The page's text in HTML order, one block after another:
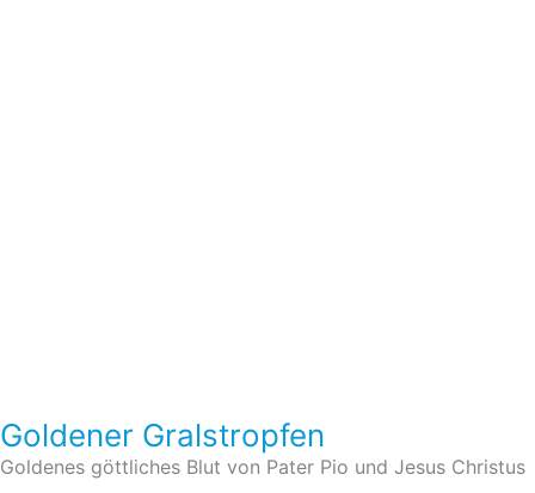
Goldener Gralstropfen
Goldenes göttliches Blut von Pater Pio und Jesus Christus